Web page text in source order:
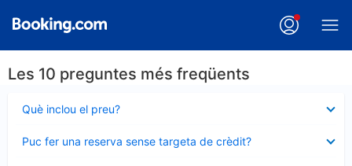
Les 10 preguntes més freqüents
Què inclou el preu?
tancat
Puc fer una reserva sense targeta de crèdit?
tancat